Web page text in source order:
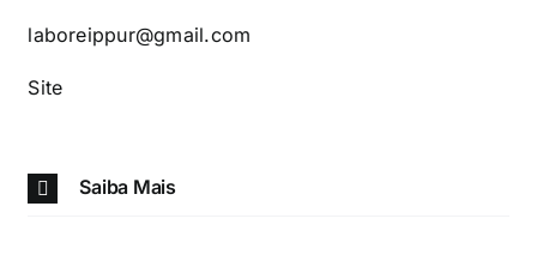
laboreippur@gmail.com
Site
Saiba Mais